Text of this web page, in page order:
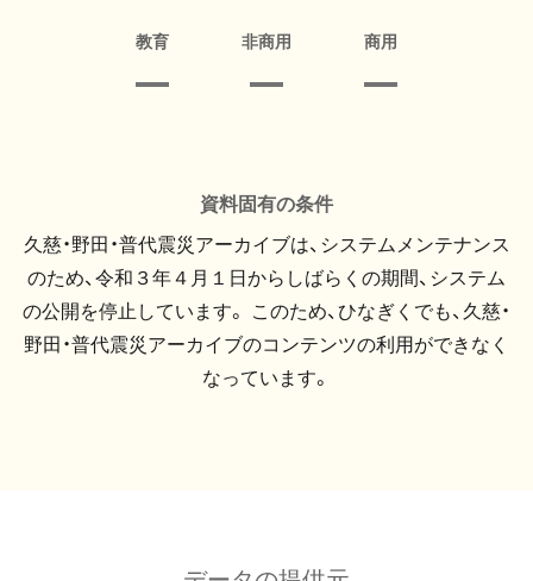
教育 非商用 商用
資料固有の条件
久慈・野田・普代震災アーカイブは、システムメンテナンス
のため、令和３年４月１日からしばらくの期間、システム
の公開を停止しています。 このため、ひなぎくでも、久慈・
野田・普代震災アーカイブのコンテンツの利用ができなく
なっています。